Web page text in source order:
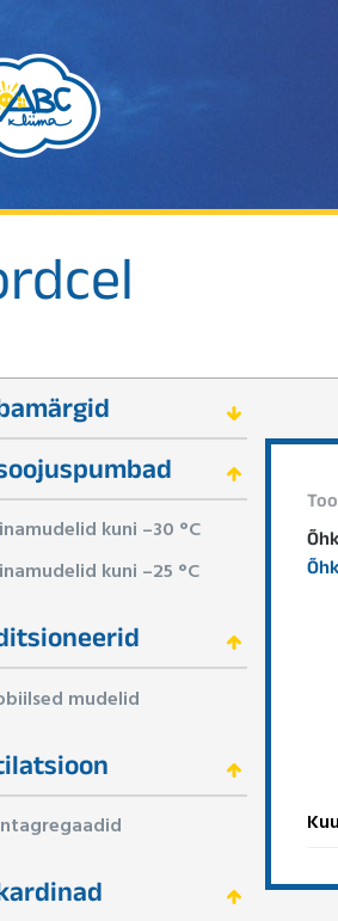
kuni –30 °C
kuni –25 °C
mudelid